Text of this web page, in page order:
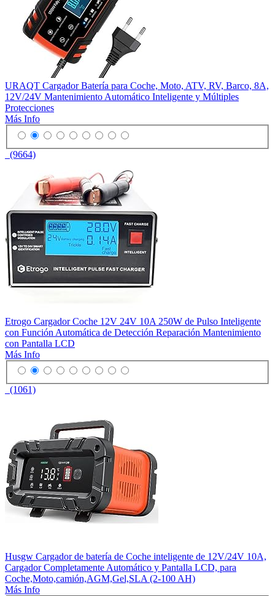
URAQT Cargador Batería para Coche, Moto, ATV, RV, Barco, 8A,
12V/24V Mantenimiento Automático Inteligente y Múltiples
Protecciones
Más Info
(9664)
Etrogo Cargador Coche 12V 24V 10A 250W de Pulso Inteligente
con Función Automática de Detección Reparación Mantenimiento
con Pantalla LCD
Más Info
(1061)
Husgw Cargador de batería de Coche inteligente de 12V/24V 10A,
Cargador Completamente Automático y Pantalla LCD, para
Coche,Moto,camión,AGM,Gel,SLA (2-100 AH)
Más Info